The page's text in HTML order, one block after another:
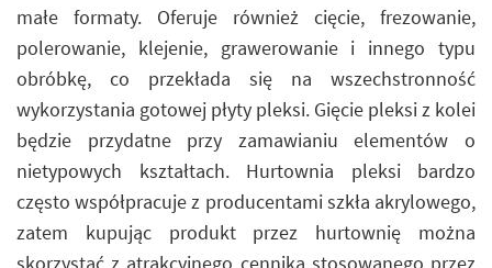
małe formaty. Oferuje również cięcie, frezowanie,
polerowanie, klejenie, grawerowanie i innego typu
obróbkę, co przekłada się na wszechstronność
wykorzystania gotowej płyty pleksi. Gięcie pleksi z kolei
będzie przydatne przy zamawianiu elementów o
nietypowych kształtach. Hurtownia pleksi bardzo
często współpracuje z producentami szkła akrylowego,
zatem kupując produkt przez hurtownię można